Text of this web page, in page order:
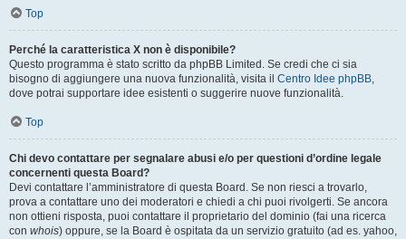
Top
Perché la caratteristica X non è disponibile?
Questo programma è stato scritto da phpBB Limited. Se credi che ci sia
bisogno di aggiungere una nuova funzionalità, visita il Centro Idee phpBB,
dove potrai supportare idee esistenti o suggerire nuove funzionalità.
Top
Chi devo contattare per segnalare abusi e/o per questioni d’ordine legale
concernenti questa Board?
Devi contattare l’amministratore di questa Board. Se non riesci a trovarlo,
prova a contattare uno dei moderatori e chiedi a chi puoi rivolgerti. Se ancora
non ottieni risposta, puoi contattare il proprietario del dominio (fai una ricerca
con whois) oppure, se la Board è ospitata da un servizio gratuito (ad es. yahoo,